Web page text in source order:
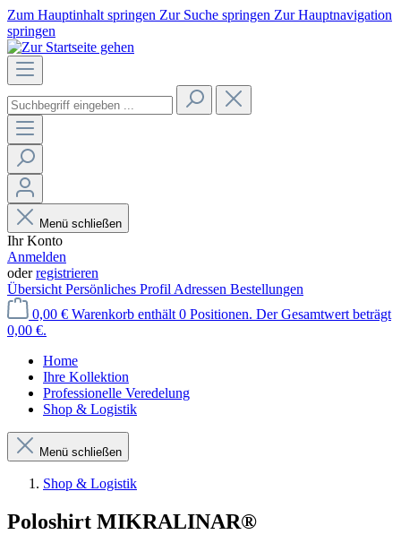
Zum Hauptinhalt springen Zur Suche springen Zur Hauptnavigation
springen
Menü schließen
Ihr Konto
Anmelden
oderregistrieren
Übersicht Persönliches Profil Adressen Bestellungen
0,00 € Warenkorb enthält 0 Positionen. Der Gesamtwert beträgt
0,00 €.
Home
Ihre Kollektion
Professionelle Veredelung
Shop & Logistik
Menü schließen
Shop & Logistik
Poloshirt MIKRALINAR®